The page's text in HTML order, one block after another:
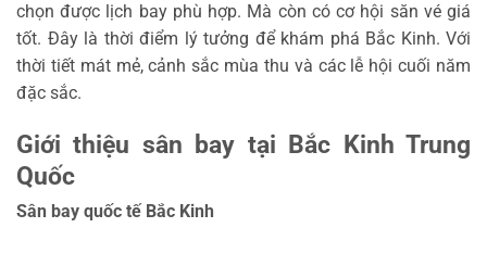
chọn được lịch bay phù hợp. Mà còn có cơ hội săn vé giá
tốt. Đây là thời điểm lý tưởng để khám phá Bắc Kinh. Với
thời tiết mát mẻ, cảnh sắc mùa thu và các lễ hội cuối năm
đặc sắc.
Giới thiệu sân bay tại Bắc Kinh Trung
Quốc
Sân bay quốc tế Bắc Kinh